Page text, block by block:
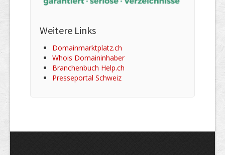
Weitere Links
Domainmarktplatz.ch
Whois Domaininhaber
Branchenbuch Help.ch
Presseportal Schweiz